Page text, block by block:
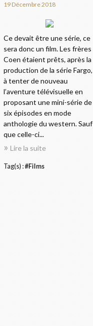
19 Décembre 2018
Ce devait être une série, ce
sera donc un film. Les frères
Coen étaient prêts, après la
production de la série Fargo,
à tenter de nouveau
l’aventure télévisuelle en
proposant une mini-série de
six épisodes en mode
anthologie du western. Sauf
que celle-ci...
Lire la suite
Tag(s) :#Films